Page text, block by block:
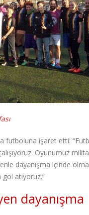
futboluna işaret etti:
Oyunumuz
dayanışma içinde
atıyoruz.”
dayanışma